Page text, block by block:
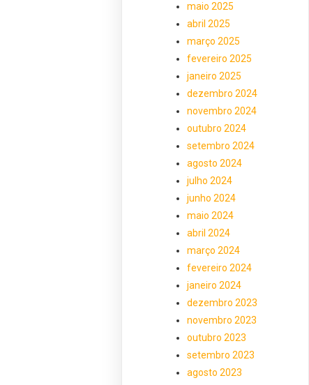
maio 2025
abril 2025
março 2025
fevereiro 2025
janeiro 2025
dezembro 2024
novembro 2024
outubro 2024
setembro 2024
agosto 2024
julho 2024
junho 2024
maio 2024
abril 2024
março 2024
fevereiro 2024
janeiro 2024
dezembro 2023
novembro 2023
outubro 2023
setembro 2023
agosto 2023